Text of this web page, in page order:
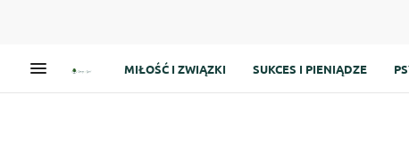
MIŁOŚĆ I ZWIĄZKI SUKCES I PIENIĄDZE